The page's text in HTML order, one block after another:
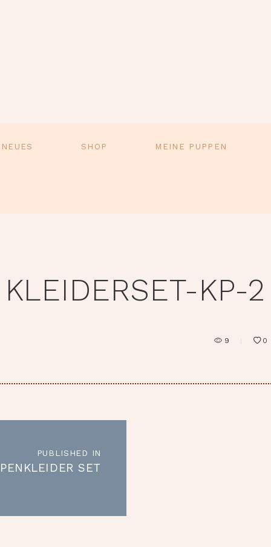
SHOP MEINE PUPPEN
KLEIDERSET-KP-2
9 0
PUBLISHED IN
SET